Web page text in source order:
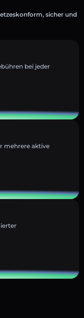
sicher und
bei jeder
mehrere aktive